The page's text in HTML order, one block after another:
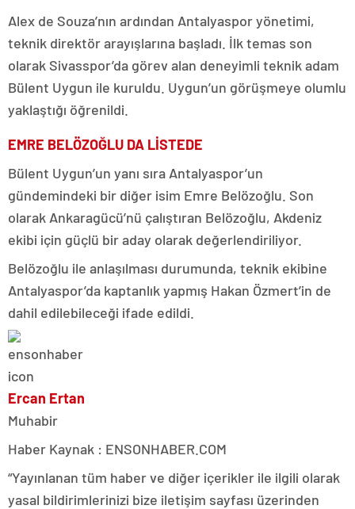
Alex de Souza’nın ardından Antalyaspor yönetimi,
teknik direktör arayışlarına başladı. İlk temas son
olarak Sivasspor’da görev alan deneyimli teknik adam
Bülent Uygun ile kuruldu. Uygun’un görüşmeye olumlu
yaklaştığı öğrenildi.
EMRE BELÖZOĞLU DA LİSTEDE
Bülent Uygun’un yanı sıra Antalyaspor’un
gündemindeki bir diğer isim Emre Belözoğlu. Son
olarak Ankaragücü’nü çalıştıran Belözoğlu, Akdeniz
ekibi için güçlü bir aday olarak değerlendiriliyor.
Belözoğlu ile anlaşılması durumunda, teknik ekibine
Antalyaspor’da kaptanlık yapmış Hakan Özmert’in de
dahil edilebileceği ifade edildi.
Ercan Ertan
Muhabir
Haber Kaynak : ENSONHABER.COM
“Yayınlanan tüm haber ve diğer içerikler ile ilgili olarak
yasal bildirimlerinizi bize iletişim sayfası üzerinden